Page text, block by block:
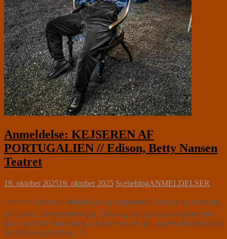
Anmeldelse: KEJSEREN AF
PORTUGALIEN // Edison, Betty Nansen
Teatret
19. oktober 202519. oktober 2025 SceneblogANMELDELSER
⭐⭐⭐⭐⭐ Suveræn Maria Rossing imponerer i flerstemmig monolog
på Edison. En himmelsk dag! Den dag Jan og Katrines datter blev
født, begyndte Jans hjerte at hamre som en gal, og den uforbeholdne
kærlighed og hjertets[…]